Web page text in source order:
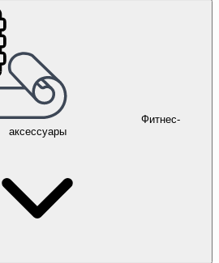
Фитнес-
аксессуары